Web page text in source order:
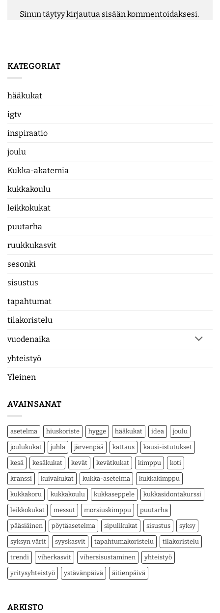
KATEGORIAT
hääkukat
igtv
inspiraatio
joulu
Kukka-akatemia
kukkakoulu
leikkokukat
puutarha
ruukkukasvit
sesonki
sisustus
tapahtumat
tilakoristelu
vuodenaika
yhteistyö
Yleinen
AVAINSANAT
asetelma hiuskoriste hygge hääkukat idea joulu
joulukukat juhla järvenpää kattaus kausi-istutukset
kesä kesäkukat kevät kevätkukat kimppu koti
kranssi kuivakukat kukka-asetelma kukkakimppu
kukkakoru kukkakoulu kukkaseppele kukkasidontakurssi
leikkokukat messut morsiuskimppu puutarha
pääsiäinen pöytäasetelma sipulikukat sisustus syksy
syksyn värit syyskasvit tapahtumakoristelu tilakoristelu
trendi viherkasvit vihersisustaminen yhteistyö
yritysyhteistyö ystävänpäivä äitienpäivä
ARKISTO
Sinun täytyykirjautua sisään kommentoidaksesi.